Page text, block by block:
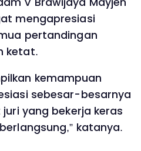
mengapresiasi
pertandingan
ketat.
kemampuan
sebesar-besarnya
yang bekerja keras
katanya.